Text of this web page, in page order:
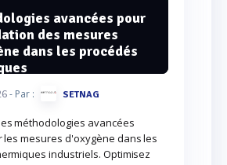
avancées pour
des mesures
dans les procédés
- Par : SETNAG
méthodologies avancées
les mesures d'oxygène dans les
industriels. Optimisez